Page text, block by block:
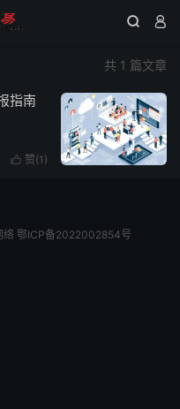
 
共 1 篇文章
指南
 赞(1 )
络 鄂ICP备2022002854号